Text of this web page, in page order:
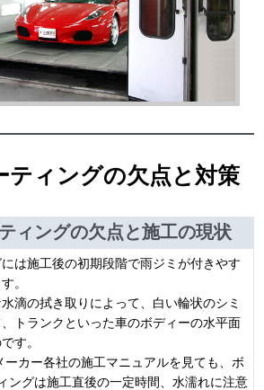
ティングの欠点と対策
ィングの欠点と施工の現状
は施工後の初期段階で雨ジミが付きやす
。
滴の拭き取りによって、白い輪状のシミ
トランクといった車のボディーの水平面
す。
ーカー各社の施工マニュアルを見ても、ボ
ングは施工直後の一定時間、水濡れに注意